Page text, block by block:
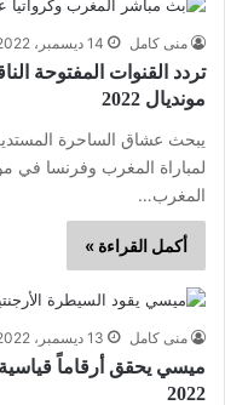
منى كامل 14 ديسمبر، 2022
تردد القنوات المفتوحة
مونديال 2022
يبحث عشاق الساحرة
المغرب…
أكمل القراءة »
منى كامل 13 ديسمبر، 2022
ميسي يحقق أرقاماً
2022